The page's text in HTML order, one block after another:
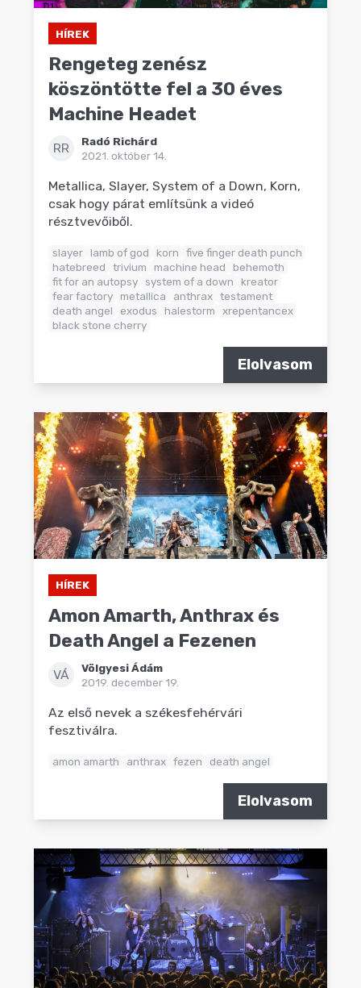
HÍREK
Rengeteg zenész
köszöntötte fel a 30 éves
Machine Headet
RR
Radó Richárd
2021. október 14.
Metallica, Slayer, System of a Down, Korn,
csak hogy párat említsünk a videó
résztvevőiből.
slayer lamb of god korn
five finger death punch
hatebreed
trivium machine head
behemoth
fit for an autopsy system of a down
kreator
fear factory metallica anthrax testament
death angel
exodus halestorm
xrepentancex
black stone cherry
Elolvasom
HÍREK
Amon Amarth, Anthrax és
Death Angel a Fezenen
VÁ
Völgyesi Ádám
2019. december 19.
Az első nevek a székesfehérvári
fesztiválra.
amon amarth anthrax fezen death angel
Elolvasom